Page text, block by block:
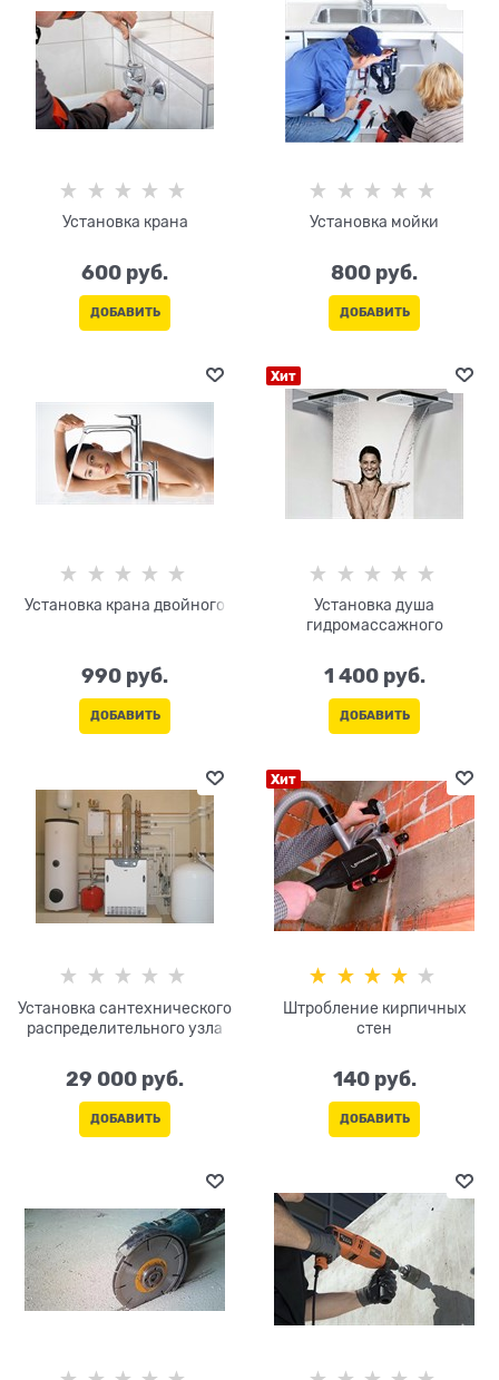
Установка крана
600 руб.
ДОБАВИТЬ
Установка мойки
800 руб.
ДОБАВИТЬ
Установка крана двойного
990 руб.
ДОБАВИТЬ
Хит
Установка душа
гидромассажного
1 400 руб.
ДОБАВИТЬ
Установка сантехнического
распределительного узла
29 000 руб.
ДОБАВИТЬ
Хит
Штробление кирпичных
стен
140 руб.
ДОБАВИТЬ